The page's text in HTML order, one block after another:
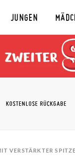
JUNGEN
KOSTENLOSE RÜCKGABE
VERSTÄRKTER